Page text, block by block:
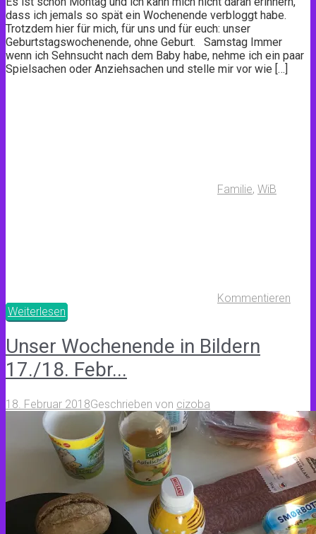
dass ich jemals so spät ein Wochenende verbloggt habe.
Trotzdem hier für mich, für uns und für euch: unser
Geburtstagswochenende, ohne Geburt. Samstag Immer
wenn ich Sehnsucht nach dem Baby habe, nehme ich ein paar
Spielsachen oder Anziehsachen und stelle mir vor wie […]
Familie, WiB
Kommentieren
Weiterlesen
Unser Wochenende in Bildern
17./18. Febr...
18. Februar 2018Geschrieben von cizoba